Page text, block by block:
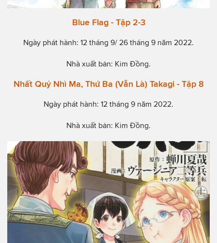
Blue Flag - Tập 2-3
Ngày phát hành: 12 tháng 9/ 26 tháng 9 năm 2022.
Nhà xuất bản: Kim Đồng.
Nhất Quỷ Nhì Ma, Thứ Ba (Vẫn Là) Takagi - Tập 8
Ngày phát hành: 12 tháng 9 năm 2022.
Nhà xuất bản: Kim Đồng.